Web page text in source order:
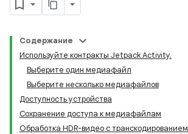
Содержание
Используйте контракты Jetpack Activity.
Выберите один медиафайл
Выберите несколько медиафайлов
Доступность устройства
Сохранение доступа к медиафайлам
Обработка HDR-видео с транскодированием